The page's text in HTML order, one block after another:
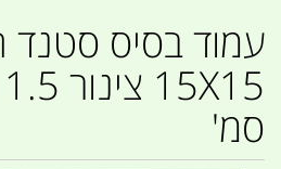
עמוד בסיס
סמ'